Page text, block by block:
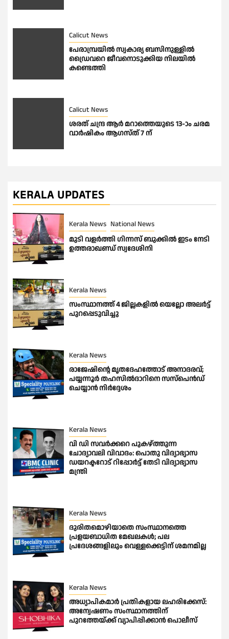
Calicut News
പേരാമ്പ്രയിൽ സ്വകാര്യ ബസിനുള്ളിൽ
ഡ്രൈവറെ ജീവനൊടുക്കിയ നിലയിൽ
കണ്ടെത്തി
Calicut News
ശരത് ചന്ദ്ര ആർ മറാത്തെയുടെ 13-ാം ചരമ
വാർഷികം ആഗസ്ത് 7 ന്
KERALA UPDATES
Kerala News National News
മുടി വളർത്തി ഗിന്നസ് ബുക്കിൽ ഇടം നേടി
ഉത്തരാഖണ്ഡ് സ്വദേശിനി
Kerala News
സംസ്ഥാനത്ത് 4 ജില്ലകളിൽ യെല്ലോ അലർട്ട്
പുറപ്പെടുവിച്ചു
Kerala News
രാജേഷിന്റെ മൃതദേഹത്തോട് അനാദരവ്;
പയ്യന്നൂർ തഹസിൽദാറിനെ സസ്പെൻഡ്
ചെയ്യാൻ നിർദ്ദേശം
Kerala News
വി ഡി സവർക്കറെ പുകഴ്ത്തുന്ന
ചോദ്യാവലി വിവാദം: പൊതു വിദ്യാഭ്യാസ
ഡയറക്ടറോട് റിപ്പോർട്ട് തേടി വിദ്യാഭ്യാസ
മന്ത്രി
Kerala News
ദുരിതമൊഴിയാതെ സംസ്ഥാനത്തെ
പ്രളയബാധിത മേഖലകൾ; പല
പ്രദേശങ്ങളിലും വെള്ളക്കെട്ടിന് ശമനമില്ല
Kerala News
അധ്യാപികമാര്‍ പ്രതികളായ ലഹരിക്കേസ്:
അന്വേഷണം സംസ്ഥാനത്തിന്
പുറത്തേയ്ക്ക് വ്യാപിപ്പിക്കാന്‍ പൊലീസ്